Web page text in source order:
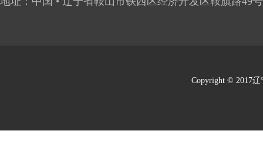
Copyright © 2017